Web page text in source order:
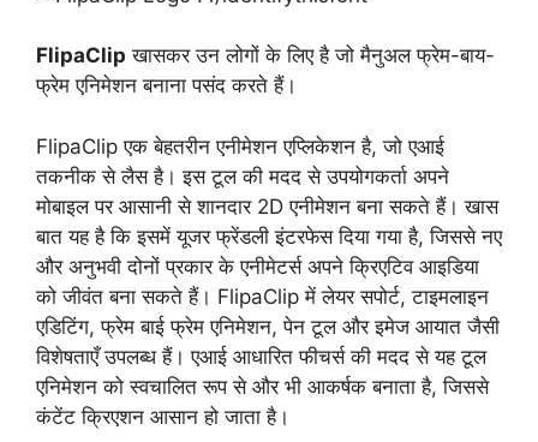
FlipaClip खासकर उन लोगों के लिए है जो मैनुअल फ्रेम-बाय-
फ्रेम एनिमेशन बनाना पसंद करते हैं।
FlipaClip एक बेहतरीन एनीमेशन एप्लिकेशन है, जो एआई
तकनीक से लैस है। इस टूल की मदद से उपयोगकर्ता अपने
मोबाइल पर आसानी से शानदार 2D एनीमेशन बना सकते हैं। खास
बात यह है कि इसमें यूजर फ्रेंडली इंटरफेस दिया गया है, जिससे नए
और अनुभवी दोनों प्रकार के एनीमेटर्स अपने क्रिएटिव आइडिया
को जीवंत बना सकते हैं। FlipaClip में लेयर सपोर्ट, टाइमलाइन
एडिटिंग, फ्रेम बाई फ्रेम एनिमेशन, पेन टूल और इमेज आयात जैसी
विशेषताएँ उपलब्ध हैं। एआई आधारित फीचर्स की मदद से यह टूल
एनिमेशन को स्वचालित रूप से और भी आकर्षक बनाता है, जिससे
कंटेंट क्रिएशन आसान हो जाता है।